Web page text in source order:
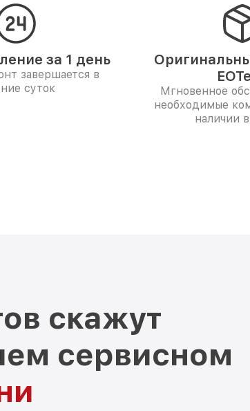
за 1 день
завершается в
суток
Мгновенное
необходимые
наличии
скажут
сервисном